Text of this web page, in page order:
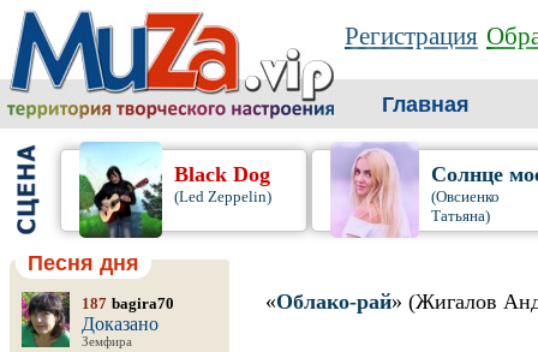
Регистрация
Главная
Black Dog
(Led Zeppelin)
Солнце
(Овсиенко
Татьяна)
Песня дня
187 bagira70
Доказано
Земфира
«Облако-рай» (Жигалов